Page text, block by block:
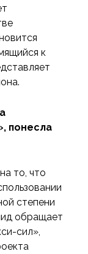
к
понесла
то, что
степени
обращает
сил»,